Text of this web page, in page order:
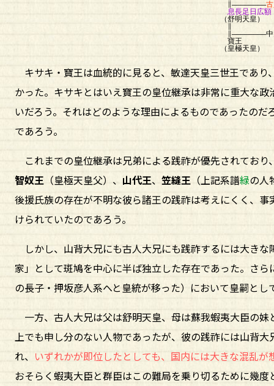
∥――――――――
息長足日広額
（舒明天皇）
∥――――――――中大
寶王 （葛城
（皇極天皇）
キサキ・寶王は血統的に見ると、敏達天皇三世王であ
かった。キサキとはいえ寶王の皇位継承は非常に重大な
いだろう。それはどのような理由によるものであったの
であろう。
これまでの皇位継承は兄弟による践祚が優先されており
智奴王 （皇極天皇父）、 山代王、 笠縫王 （上記系譜緑の人
後援氏族の存在が不明な彼ら諸王の践祚は考えにくく、事
けられていたのであろう。
しかし、山背大兄にも古人大兄にも践祚するには大き
家」として斑鳩を中心に半ば独立した存在であった。さ
の長子・押坂彦人系へと皇統が移った）において皇嗣とし
一方、古人大兄は父は舒明天皇、母は蘇我蝦夷大臣の妹
上でも申し分のない人物であったが、彼の践祚には山背大
れ、 いずれかが即位したとしても、国内には大きな混乱が
おそらく蝦夷大臣と群臣はこの難局を乗り切るために幾